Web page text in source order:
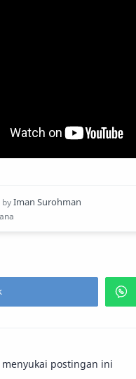
postingan ini